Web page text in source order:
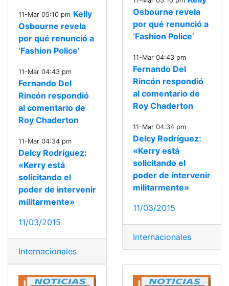
11-Mar 05:10 pm Kelly
Osbourne revela
por qué renunció a
‘Fashion Police’
11-Mar 04:43 pm
Fernando Del
Rincón respondió
al comentario de
Roy Chaderton
11-Mar 04:34 pm
Delcy Rodríguez:
«Kerry está
solicitando el
poder de intervenir
militarmente»
11/03/2015
Internacionales
Osbourne revela
por qué renunció a
‘Fashion Police’
11-Mar 04:43 pm
Fernando Del
Rincón respondió
al comentario de
Roy Chaderton
11-Mar 04:34 pm
Delcy Rodríguez:
«Kerry está
solicitando el
poder de intervenir
militarmente»
11/03/2015
Internacionales